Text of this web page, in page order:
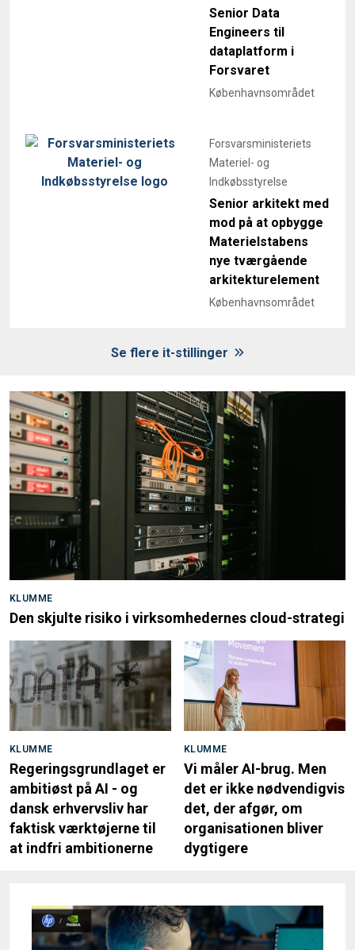
Senior Data
Engineers til
dataplatform i
Forsvaret
Københavnsområdet
Forsvarsministeriets
Materiel- og
Indkøbsstyrelse
Senior arkitekt med
mod på at opbygge
Materielstabens
nye tværgående
arkitekturelement
Københavnsområdet
Se flere it-stillinger
KLUMME
Den skjulte risiko i virksomhedernes cloud-strategi
KLUMME
Regeringsgrundlaget er
ambitiøst på AI - og
dansk erhvervsliv har
faktisk værktøjerne til
at indfri ambitionerne
KLUMME
Vi måler AI-brug. Men
det er ikke nødvendigvis
det, der afgør, om
organisationen bliver
dygtigere